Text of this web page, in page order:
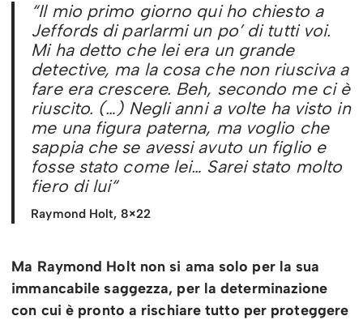
“Il mio primo giorno qui ho chiesto a
Jeffords di parlarmi un po’ di tutti voi.
Mi ha detto che lei era un grande
detective, ma la cosa che non riusciva a
fare era crescere. Beh, secondo me ci è
riuscito. (…) Negli anni a volte ha visto in
me una figura paterna, ma voglio che
sappia che se avessi avuto un figlio e
fosse stato come lei… Sarei stato molto
fiero di lui“
Raymond Holt, 8×22
Ma Raymond Holt non si ama solo per la sua
immancabile saggezza, per la determinazione
con cui è pronto a rischiare tutto per proteggere